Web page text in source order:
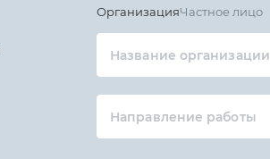
ОрганизацияЧастное лицо
Название организации
Направление работы